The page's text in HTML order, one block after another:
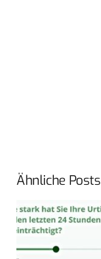
Ähnliche Posts